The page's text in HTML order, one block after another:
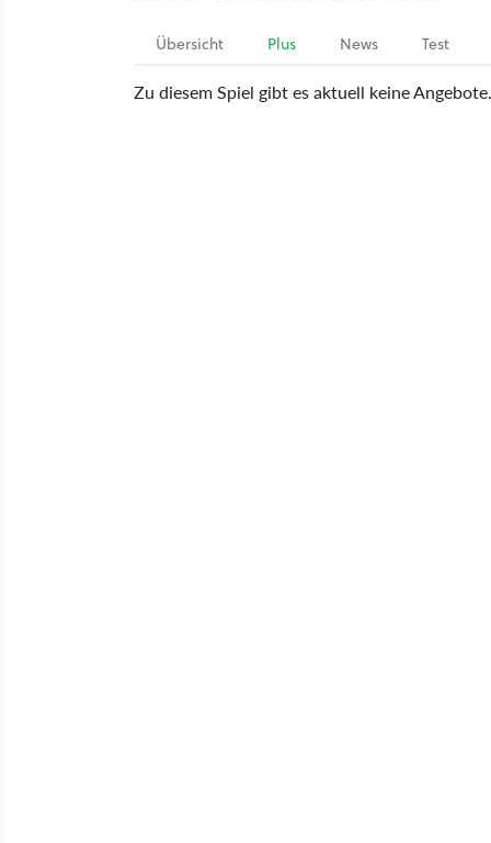
Übersicht Plus News Test
Zu diesem Spiel gibt es aktuell keine Angebote.